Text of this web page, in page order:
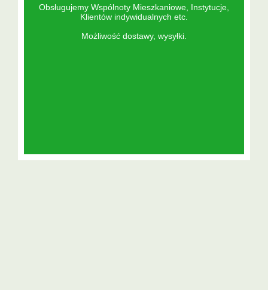
Obsługujemy Wspólnoty Mieszkaniowe, Instytucje,
Klientów indywidualnych etc.
Możliwość dostawy, wysyłki.